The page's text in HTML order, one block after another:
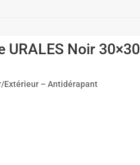
URALES Noir 30×30
Extérieur – Antidérapant